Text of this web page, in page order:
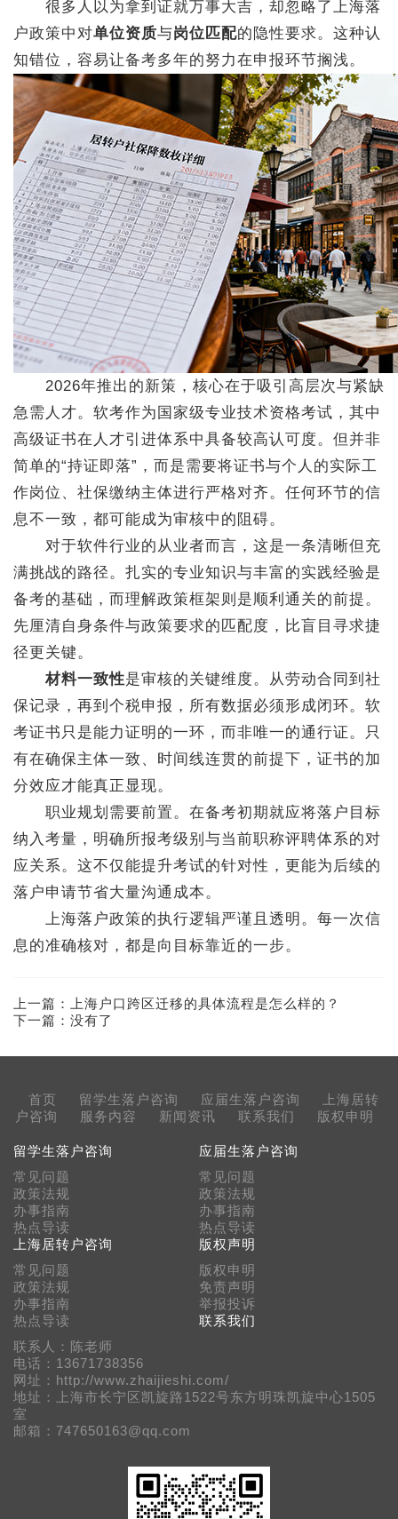
很多人以为拿到证就万事大吉，却忽略了上海落
户政策中对单位资质与岗位匹配的隐性要求。这种认
知错位，容易让备考多年的努力在申报环节搁浅。
2026年推出的新策，核心在于吸引高层次与紧缺
急需人才。软考作为国家级专业技术资格考试，其中
高级证书在人才引进体系中具备较高认可度。但并非
简单的“持证即落”，而是需要将证书与个人的实际工
作岗位、社保缴纳主体进行严格对齐。任何环节的信
息不一致，都可能成为审核中的阻碍。
对于软件行业的从业者而言，这是一条清晰但充
满挑战的路径。扎实的专业知识与丰富的实践经验是
备考的基础，而理解政策框架则是顺利通关的前提。
先厘清自身条件与政策要求的匹配度，比盲目寻求捷
径更关键。
材料一致性是审核的关键维度。从劳动合同到社
保记录，再到个税申报，所有数据必须形成闭环。软
考证书只是能力证明的一环，而非唯一的通行证。只
有在确保主体一致、时间线连贯的前提下，证书的加
分效应才能真正显现。
职业规划需要前置。在备考初期就应将落户目标
纳入考量，明确所报考级别与当前职称评聘体系的对
应关系。这不仅能提升考试的针对性，更能为后续的
落户申请节省大量沟通成本。
上海落户政策的执行逻辑严谨且透明。每一次信
息的准确核对，都是向目标靠近的一步。
上一篇：
上海户口跨区迁移的具体流程是怎么样的？
下一篇：没有了
首页 留学生落户咨询 应届生落户咨询
上海居转
户咨询
服务内容 新闻资讯 联系我们 版权申明
留学生落户咨询
常见问题
政策法规
办事指南
热点导读
应届生落户咨询
常见问题
政策法规
办事指南
热点导读
上海居转户咨询
常见问题
政策法规
办事指南
热点导读
版权声明
版权申明
免责声明
举报投诉
联系我们
联系人：陈老师
电话：13671738356
网址：http://www.zhaijieshi.com/
地址：上海市长宁区凯旋路1522号东方明珠凯旋中心1505
室
邮箱：747650163@qq.com